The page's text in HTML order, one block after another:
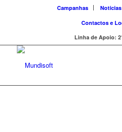
Campanhas Notícias
Contactos e
Linha de Apoio: